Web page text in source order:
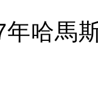
年哈馬